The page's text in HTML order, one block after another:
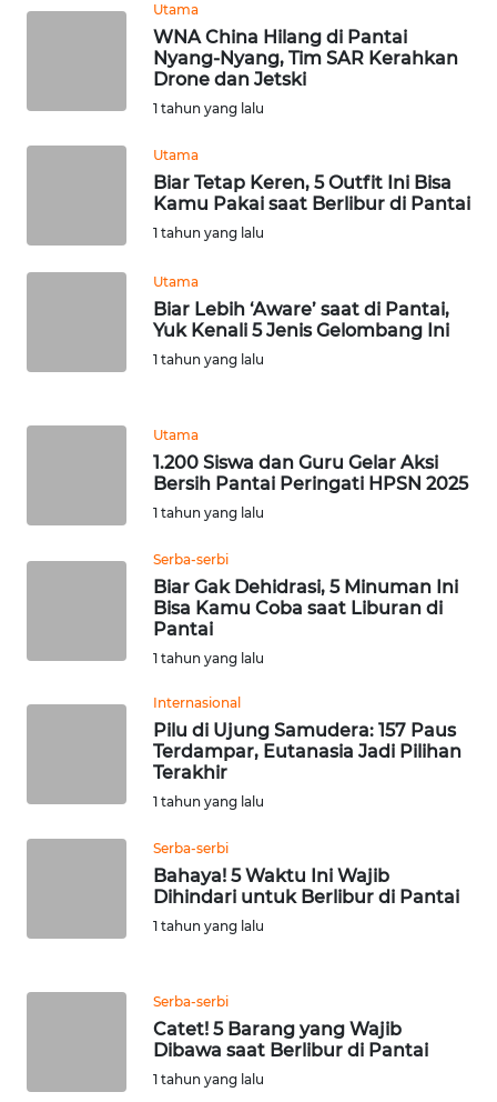
Utama
WNA China Hilang di Pantai
Nyang-Nyang, Tim SAR Kerahkan
Drone dan Jetski
1 tahun yang lalu
Utama
Biar Tetap Keren, 5 Outfit Ini Bisa
Kamu Pakai saat Berlibur di Pantai
1 tahun yang lalu
Utama
Biar Lebih ‘Aware’ saat di Pantai,
Yuk Kenali 5 Jenis Gelombang Ini
1 tahun yang lalu
Utama
1.200 Siswa dan Guru Gelar Aksi
Bersih Pantai Peringati HPSN 2025
1 tahun yang lalu
Serba-serbi
Biar Gak Dehidrasi, 5 Minuman Ini
Bisa Kamu Coba saat Liburan di
Pantai
1 tahun yang lalu
Internasional
Pilu di Ujung Samudera: 157 Paus
Terdampar, Eutanasia Jadi Pilihan
Terakhir
1 tahun yang lalu
Serba-serbi
Bahaya! 5 Waktu Ini Wajib
Dihindari untuk Berlibur di Pantai
1 tahun yang lalu
Serba-serbi
Catet! 5 Barang yang Wajib
Dibawa saat Berlibur di Pantai
1 tahun yang lalu
WN
SUMBAR
WN
JATIM
KALTENG